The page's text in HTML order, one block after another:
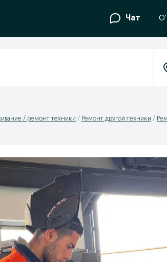
Чат
/ ремонт техники Ремонт другой техники